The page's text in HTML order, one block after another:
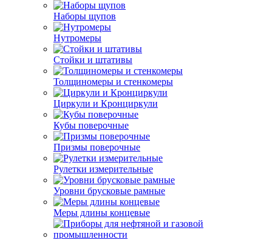
Наборы щупов
Нутромеры
Стойки и штативы
Толщиномеры и стенкомеры
Циркули и Кронциркули
Кубы поверочные
Призмы поверочные
Рулетки измерительные
Уровни брусковые рамные
Меры длины концевые